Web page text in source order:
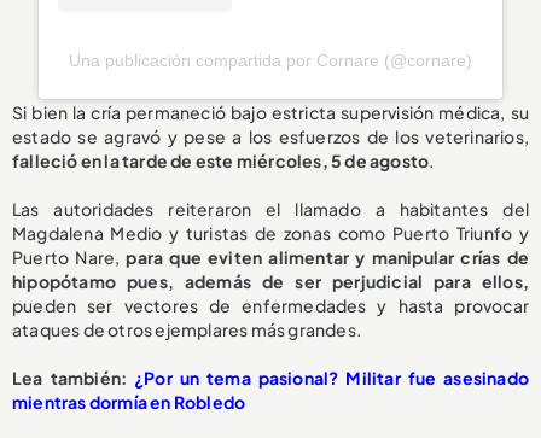
Una publicación compartida por Cornare (@cornare)
Si bien la cría permaneció bajo estricta supervisión médica, su
estado se agravó y pese a los esfuerzos de los veterinarios,
falleció en la tarde de este miércoles, 5 de agosto.
Las autoridades reiteraron el llamado a habitantes del
Magdalena Medio y turistas de zonas como Puerto Triunfo y
Puerto Nare, para que eviten alimentar y manipular crías de
hipopótamo pues, además de ser perjudicial para ellos,
pueden ser vectores de enfermedades y hasta provocar
ataques de otros ejemplares más grandes.
Lea también: ¿Por un tema pasional? Militar fue asesinado
mientras dormía en Robledo